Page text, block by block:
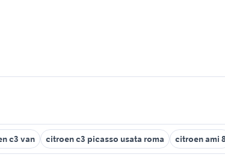
c3 van citroen c3 picasso usata roma citroen ami